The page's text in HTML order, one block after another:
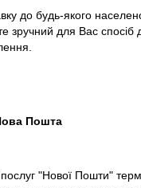
до будь-якого
зручний для Вас спосіб
Пошта
"Нової Пошти"